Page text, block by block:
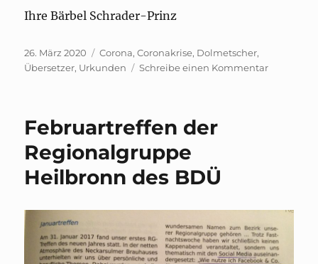
Ihre Bärbel Schrader-Prinz
Veröffentlicht
am
26. März 2020 Schlagwörter
Corona,Coronakrise, Dolmetscher,
Übersetzer, Urkunden Schreibe einen Kommentarzu
Februartreffen der
Regionalgruppe
Heilbronn des BDÜ